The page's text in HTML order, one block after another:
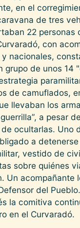
en el
de tres
22 personas
con
nacionales,
grupo de unos 14
de camuflados,
llevaban los
a pesar
ocultarlas. Uno
a detenerse
vestido de
sobre quiénes
Un acompañante
del
la comitiva
en el Curvaradó.